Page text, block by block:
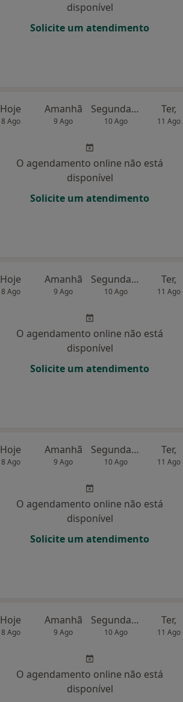
disponível
Solicite um atendimento
Hoje
8 Ago
Amanhã
9 Ago
Segunda-feira
10 Ago
Ter,
11 Ago
O agendamento online não está
disponível
Solicite um atendimento
Hoje
8 Ago
Amanhã
9 Ago
Segunda-feira
10 Ago
Ter,
11 Ago
O agendamento online não está
disponível
Solicite um atendimento
Hoje
8 Ago
Amanhã
9 Ago
Segunda-feira
10 Ago
Ter,
11 Ago
O agendamento online não está
disponível
Solicite um atendimento
Hoje
8 Ago
Amanhã
9 Ago
Segunda-feira
10 Ago
Ter,
11 Ago
O agendamento online não está
disponível